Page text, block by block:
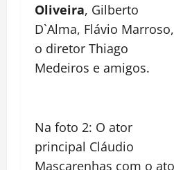
Oliveira, Gilberto
D`Alma, Flávio Marroso,
o diretor Thiago
Medeiros e amigos.
Na foto 2: O ator
principal Cláudio
Mascarenhas com o